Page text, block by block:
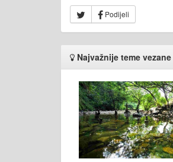
Podijeli
Najvažnije teme